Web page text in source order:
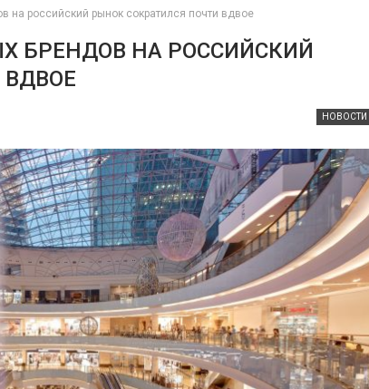
на российский рынок сократился почти вдвое
БРЕНДОВ НА РОССИЙСКИЙ
НОВОСТИ